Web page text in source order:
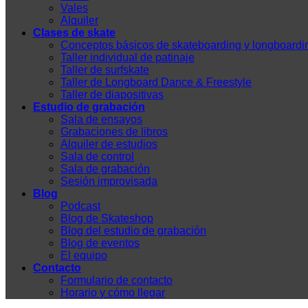
Vales
Alquiler
Clases de skate
Conceptos básicos de skateboarding y
Taller individual de patinaje
Taller de surfskate
Taller de Longboard Dance & Freestyle
Taller de diapositivas
Estudio de grabación
Sala de ensayos
Grabaciones de libros
Alquiler de estudios
Sala de control
Sala de grabación
Sesión improvisada
Blog
Podcast
Blog de Skateshop
Blog del estudio de grabación
Blog de eventos
El equipo
Contacto
Formulario de contacto
Horario y cómo llegar